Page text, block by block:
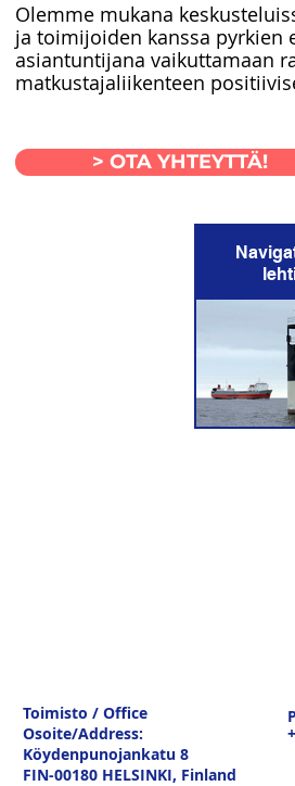
Olemme mukana
ja toimijoiden kanssa pyrkien
asiantuntijana vaikuttamaan
matkustajaliikenteen
> OTA YHTEYTTÄ!
Toimisto / Office
Osoite/Address:
Köydenpunojankatu 8
FIN-00180 HELSINKI, Finland